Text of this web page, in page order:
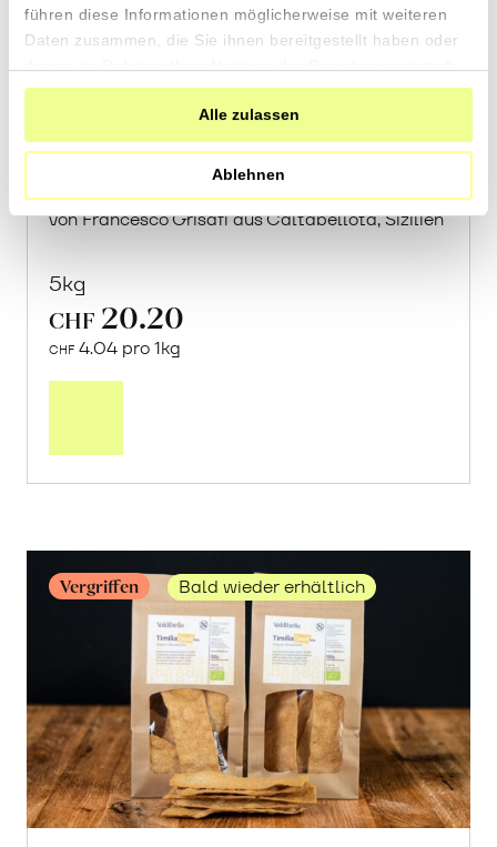
führen diese Informationen möglicherweise mit weiteren
Daten zusammen, die Sie ihnen bereitgestellt haben oder
haben.
Alle zulassen
Ablehnen
Frische Post: Orangen
«Navelina»
von Francesco Grisafi aus Caltabellota, Sizilien
5kg
CHF 20.20
CHF 4.04 pro 1kg
Orangen
Vergriffen Bald wieder erhältlich